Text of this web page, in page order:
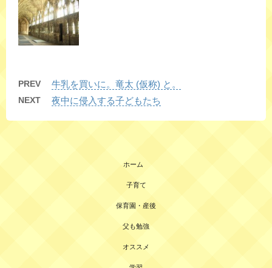
PREV 牛乳を買いに。竜太 (仮称) と。
NEXT 夜中に侵入する子どもたち
ホーム
子育て
保育園・産後
父も勉強
オススメ